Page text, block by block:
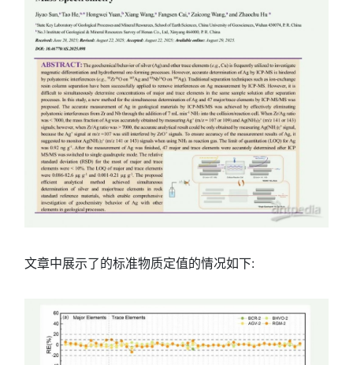
文章中展示了的标准物质定值的情况如下: